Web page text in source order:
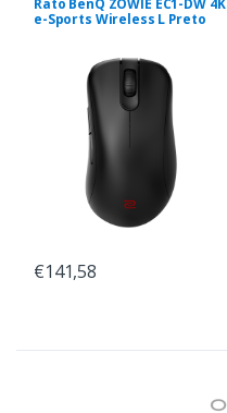
Rato BenQ ZOWIE EC1-DW 4K
e-Sports Wireless L Preto
€141,58